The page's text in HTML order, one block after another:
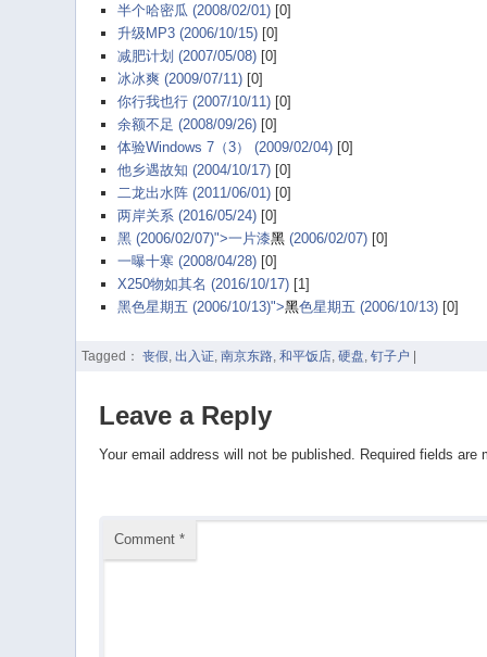
半个哈密瓜 (2008/02/01)[0]
升级MP3 (2006/10/15)[0]
减肥计划 (2007/05/08)[0]
冰冰爽 (2009/07/11)[0]
你行我也行 (2007/10/11)[0]
余额不足 (2008/09/26)[0]
体验Windows 7（3） (2009/02/04)[0]
他乡遇故知 (2004/10/17)[0]
二龙出水阵 (2011/06/01)[0]
两岸关系 (2016/05/24)[0]
黑 (2006/02/07)">一片漆黑(2006/02/07)[0]
一曝十寒 (2008/04/28)[0]
X250物如其名 (2016/10/17)[1]
黑色星期五 (2006/10/13)">黑色星期五 (2006/10/13)[0]
Tagged： 丧假, 出入证, 南京东路, 和平饭店, 硬盘, 钉子户 |
Leave a Reply
Your email address will not be published. Required fields are
Comment *